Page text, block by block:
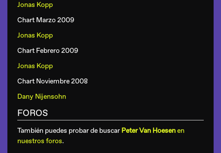
Jonas Kopp
Chart Marzo 2009
Jonas Kopp
Chart Febrero 2009
Jonas Kopp
Chart Noviembre 2008
Dany Nijensohn
FOROS
También puedes probar de buscar Peter Van Hoesenen
nuestros foros.